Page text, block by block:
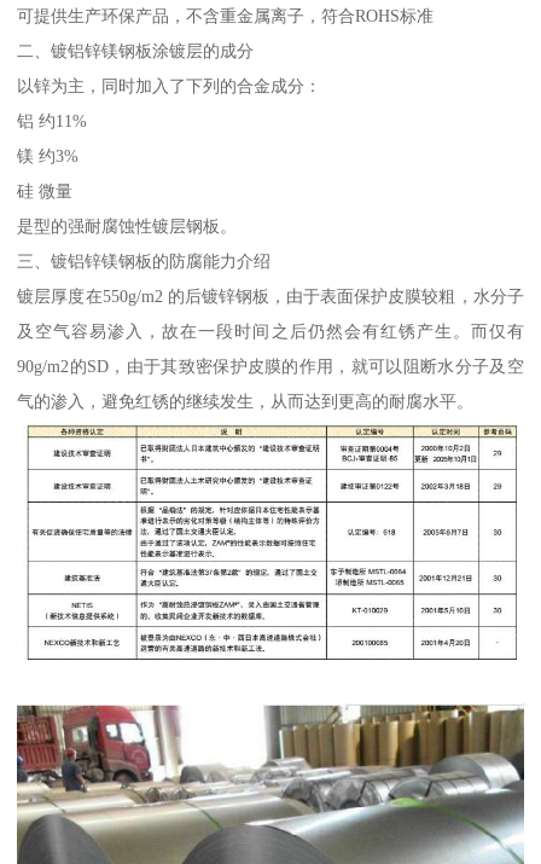
可提供生产环保产品，不含重金属离子，符合ROHS标准
二、镀铝锌镁钢板涂镀层的成分
以锌为主，同时加入了下列的合金成分：
铝 约11%
镁 约3%
硅 微量
是型的强耐腐蚀性镀层钢板。
三、镀铝锌镁钢板的防腐能力介绍
镀层厚度在550g/m2 的后镀锌钢板，由于表面保护皮膜较粗，水分子
及空气容易渗入，故在一段时间之后仍然会有红锈产生。而仅有
90g/m2的SD，由于其致密保护皮膜的作用，就可以阻断水分子及空
气的渗入，避免红锈的继续发生，从而达到更高的耐腐水平。